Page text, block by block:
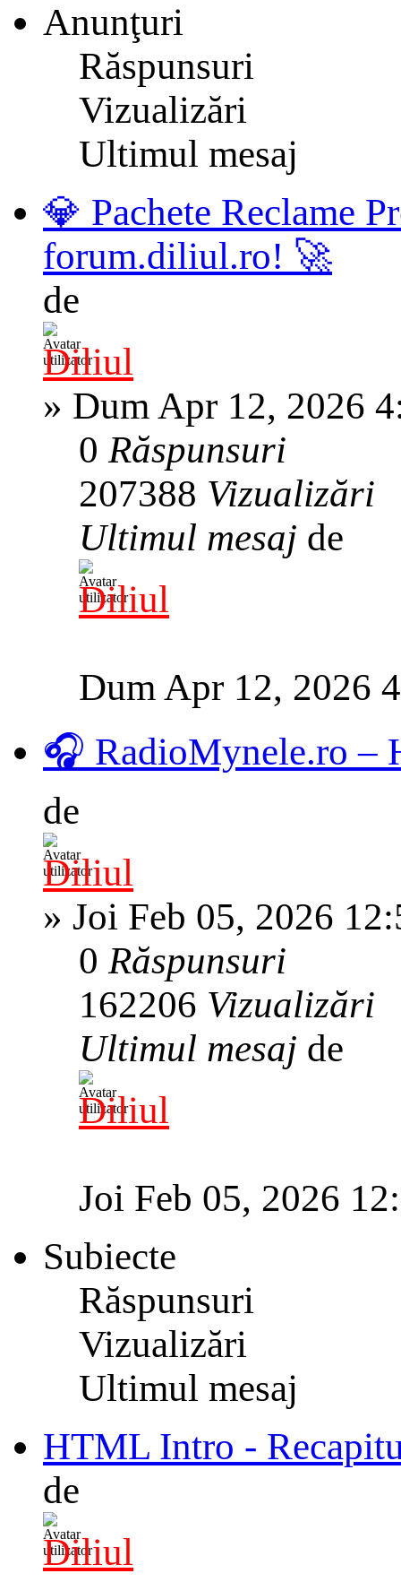
Anunţuri
Răspunsuri
Vizualizări
Ultimul mesaj
💎 Pachete Reclame
forum.diliul.ro! 🚀
de
Diliul
» Dum Apr 12, 2026
0Răspunsuri
207388 Vizualizări
Ultimul mesaj de
Diliul
Dum Apr 12, 2026
🎧 RadioMynele.ro –
de
Diliul
» Joi Feb 05, 2026
0Răspunsuri
162206 Vizualizări
Ultimul mesaj de
Diliul
Joi Feb 05, 2026
Subiecte
Răspunsuri
Vizualizări
Ultimul mesaj
HTML Intro -
de
Diliul